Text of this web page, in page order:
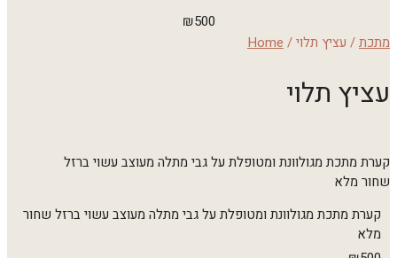
₪500
Home / מתכת/ עציץ תלוי
עציץ תלוי
קערת מתכת מגולוונת ומטופלת על גבי מתלה מעוצב עשוי ברזל
שחור מלא
קערת מתכת מגולוונת ומטופלת על גבי מתלה מעוצב עשוי ברזל שחור
מלא